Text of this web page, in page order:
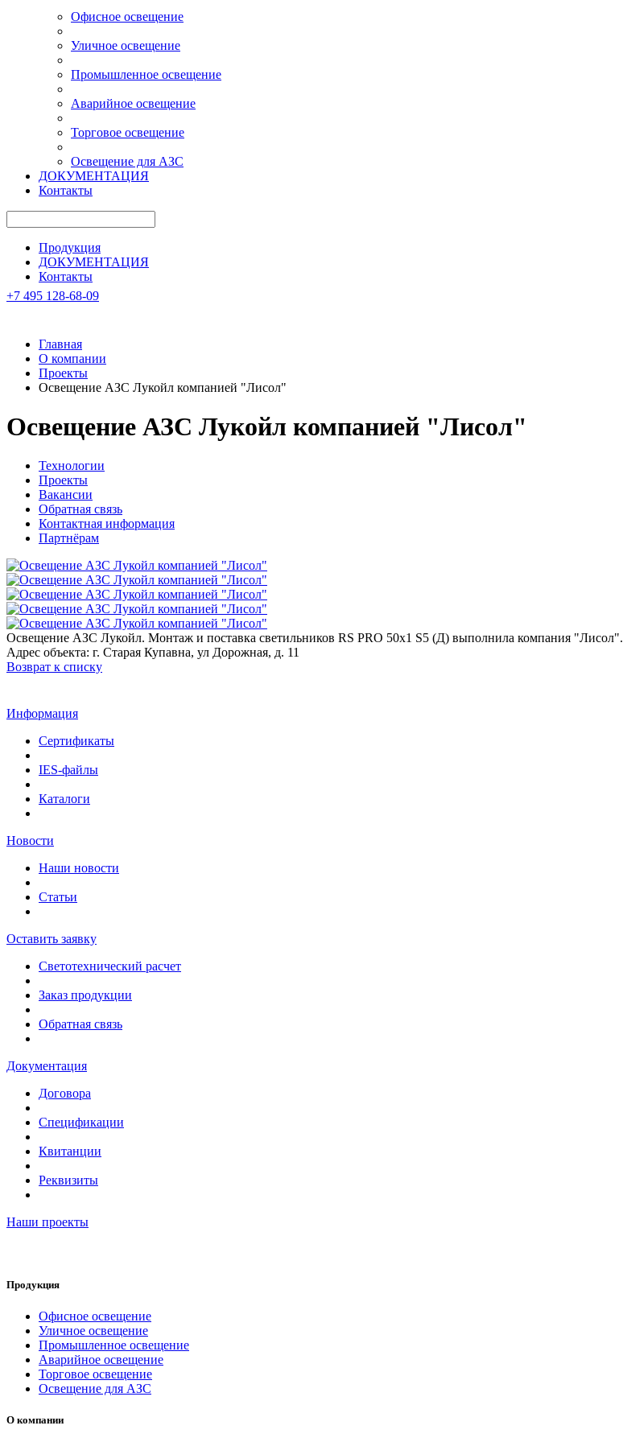
Офисное освещение
Уличное освещение
Промышленное освещение
Аварийное освещение
Торговое освещение
Освещение для АЗС
ДОКУМЕНТАЦИЯ
Контакты
Продукция
ДОКУМЕНТАЦИЯ
Контакты
+7 495 128-68-09
Главная
О компании
Проекты
Освещение АЗС Лукойл компанией "Лисол"
Освещение АЗС Лукойл компанией "Лисол"
Технологии
Проекты
Вакансии
Обратная связь
Контактная информация
Партнёрам
Освещение АЗС Лукойл. Монтаж и поставка светильников RS PRO 50x1 S5 (Д) выполнила компания "Лисол".
Адрес объекта: г. Старая Купавна, ул Дорожная, д. 11
Возврат к списку
Информация
Сертификаты
IES-файлы
Каталоги
Новости
Наши новости
Статьи
Оставить заявку
Светотехнический расчет
Заказ продукции
Обратная связь
Документация
Договора
Спецификации
Квитанции
Реквизиты
Наши проекты
Продукция
Офисное освещение
Уличное освещение
Промышленное освещение
Аварийное освещение
Торговое освещение
Освещение для АЗС
О компании